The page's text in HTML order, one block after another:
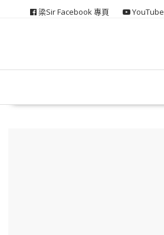
梁Sir Facebook 專頁 YouTube